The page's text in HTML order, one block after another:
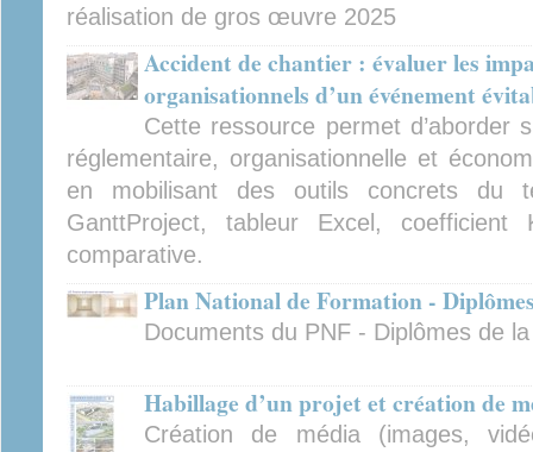
réalisation de gros œuvre 2025
Accident de chantier : évaluer les
organisationnels d’un événement
Cette ressource permet d’aborder
réglementaire, organisationnelle et
en mobilisant des outils concrets du
GanttProject, tableur Excel,
comparative.
Plan National de Formation -
Documents du PNF - Diplômes de
Habillage d’un projet et création de
Création de média (images,